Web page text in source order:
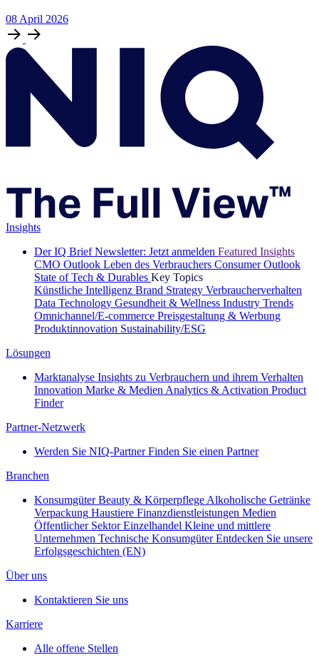
08 April 2026
Insights
Der IQ Brief Newsletter: Jetzt anmelden Featured Insights
CMO Outlook Leben des Verbrauchers Consumer Outlook
State of Tech & Durables Key Topics
Künstliche Intelligenz Brand Strategy Verbraucherverhalten
Data Technology Gesundheit & Wellness Industry Trends
Omnichannel/E-commerce Preisgestaltung & Werbung
Produktinnovation Sustainability/ESG
Lösungen
Marktanalyse Insights zu Verbrauchern und ihrem Verhalten
Innovation Marke & Medien Analytics & Activation Product
Finder
Partner-Netzwerk
Werden Sie NIQ-Partner Finden Sie einen Partner
Branchen
Konsumgüter Beauty & Körperpflege Alkoholische Getränke
Verpackung Haustiere Finanzdienstleistungen Medien
Öffentlicher Sektor Einzelhandel Kleine und mittlere
Unternehmen Technische Konsumgüter Entdecken Sie unsere
Erfolgsgeschichten (EN)
Über uns
Kontaktieren Sie uns
Karriere
Alle offene Stellen